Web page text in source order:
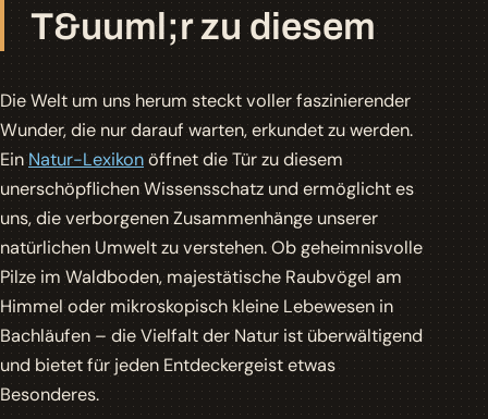
T&uuml;r zu diesem
Die Welt um uns herum steckt voller faszinierender
Wunder, die nur darauf warten, erkundet zu werden.
EinNatur-Lexikonöffnet die Tür zu diesem
unerschöpflichen Wissensschatz und ermöglicht es
uns, die verborgenen Zusammenhänge unserer
natürlichen Umwelt zu verstehen. Ob geheimnisvolle
Pilze im Waldboden, majestätische Raubvögel am
Himmel oder mikroskopisch kleine Lebewesen in
Bachläufen – die Vielfalt der Natur ist überwältigend
und bietet für jeden Entdeckergeist etwas
Besonderes.